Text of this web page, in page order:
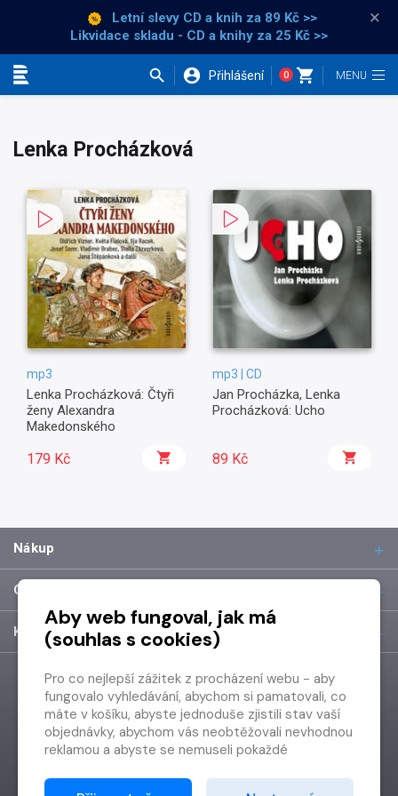
Letní slevy CD a knih za 89 Kč >>
Likvidace skladu - CD a knihy za 25 Kč >>
×
Přihlášení 0
Lenka Procházková
mp3
Lenka Procházková: Čtyři
ženy Alexandra
Makedonského
179 Kč
mp3 | CD
Jan Procházka, Lenka
Procházková: Ucho
89 Kč
Nákup
O společnosti
Kontakt
Aby web fungoval, jak má
(souhlas s cookies)
Pro co nejlepší zážitek z procházení webu - aby
fungovalo vyhledávání, abychom si pamatovali, co
máte v košíku, abyste jednoduše zjistili stav vaší
objednávky, abychom vás neobtěžovali nevhodnou
reklamou a abyste se nemuseli pokaždé